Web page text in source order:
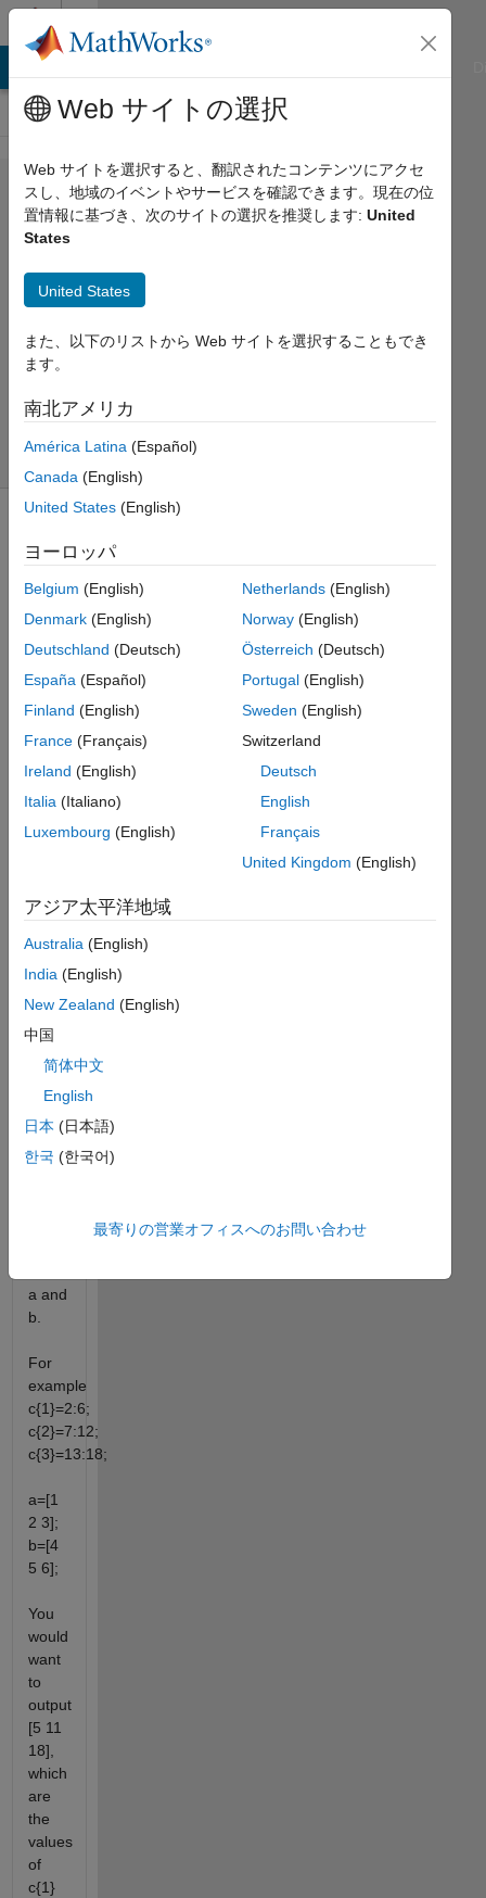
コンテンツへスキップ
Problem
42783.
values in
54
1 likes
You
are
given
which
is a
1xN
array,
and a
and
which
two
vectors.
Your
job is
give
the
bth
in the
ath
a and
b.
For
example
c{1}=2:6;
c{2}=7:12;
c{3}=13:18;
a=[1
2 3];
b=[4
5 6];
You
would
want
to
output
[5 11
18],
which
are
the
values
of
c{1}
Web サイトの選択
Web サイトを選択すると、翻訳されたコンテンツにアクセ
スし、地域のイベントやサービスを確認できます。現在の位
置情報に基づき、次のサイトの選択を推奨します: United
States
United States
また、以下のリストから Web サイトを選択することもでき
ます。
南北アメリカ
América Latina (Español)
Canada (English)
United States (English)
ヨーロッパ
Belgium (English)
Denmark (English)
Deutschland (Deutsch)
España (Español)
Finland (English)
France (Français)
Ireland (English)
Italia (Italiano)
Luxembourg (English)
Netherlands(English)
Norway(English)
Österreich (Deutsch)
Portugal(English)
Sweden (English)
Switzerland
Deutsch
English
Français
United Kingdom (English)
アジア太平洋地域
Australia (English)
India (English)
New Zealand (English)
中国
简体中文
English
日本 (日本語)
한국 (한국어)
最寄りの営業オフィスへのお問い合わせ